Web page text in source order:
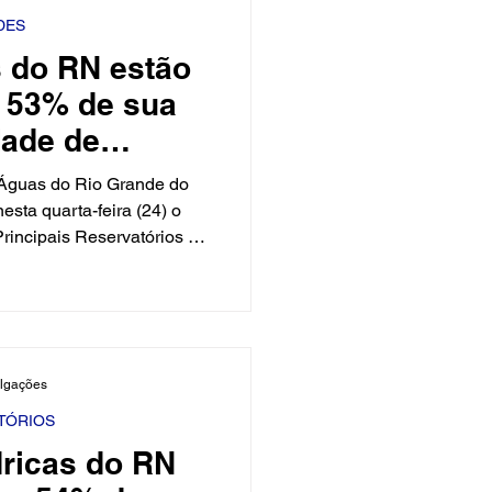
preventi
RN estão
de sua
de
do Rio Grande do
quarta-feira (24) o
Reservatórios do
maior reserva hídrica
Grande
do RN